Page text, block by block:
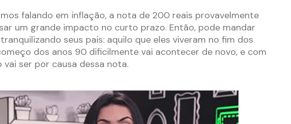
falando em inflação, a nota de 200 reais provavelmente
um grande impacto no curto prazo. Então, pode mandar
seus pais: aquilo que eles viveram no fim dos
dos anos 90 dificilmente vai acontecer de novo, e com
vai ser por causa dessa nota.